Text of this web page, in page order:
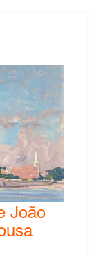
João